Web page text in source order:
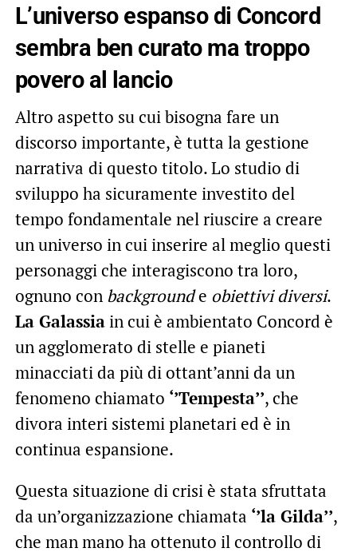
L’universo espanso di Concord
sembra ben curato ma troppo
povero al lancio
Altro aspetto su cui bisogna fare un
discorso importante, è tutta la gestione
narrativa di questo titolo. Lo studio di
sviluppo ha sicuramente investito del
tempo fondamentale nel riuscire a creare
un universo in cui inserire al meglio questi
personaggi che interagiscono tra loro,
ognuno con backgrounde obiettivi diversi.
La Galassiain cui è ambientato Concord è
un agglomerato di stelle e pianeti
minacciati da più di ottant’anni da un
fenomeno chiamato ‘’Tempesta’’, che
divora interi sistemi planetari ed è in
continua espansione.
Questa situazione di crisi è stata sfruttata
da un’organizzazione chiamata ‘’la Gilda’’,
che man mano ha ottenuto il controllo di